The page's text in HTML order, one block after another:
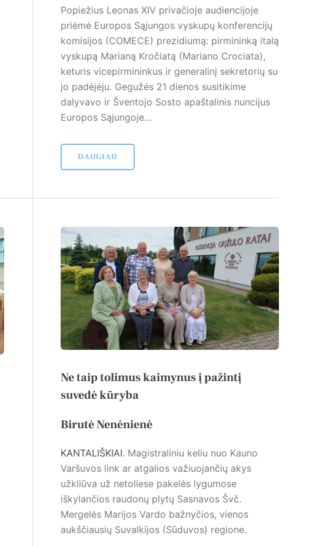
Popiežius Leonas XIV privačioje audiencijoje
priėmė Europos Sąjungos vyskupų konferencijų
komisijos (COMECE) prezidiumą: pirmininką italą
vyskupą Marianą Kročiatą (Mariano Crociata),
keturis vicepirmininkus ir generalinį sekretorių su
jo padėjėju. Gegužės 21 dienos susitikime
dalyvavo ir Šventojo Sosto apaštalinis nuncijus
Europos Sąjungoje…
DAUGIAU
Ne taip tolimus kaimynus į pažintį
suvedė kūryba
Birutė Nenėnienė
KANTALIŠKIAI. Magistraliniu keliu nuo Kauno
Varšuvos link ar atgalios važiuojančių akys
užkliūva už netoliese pakelės lygumose
iškylančios raudonų plytų Sasnavos Švč.
Mergelės Marijos Vardo bažnyčios, vienos
aukščiausių Suvalkijos (Sūduvos) regione.